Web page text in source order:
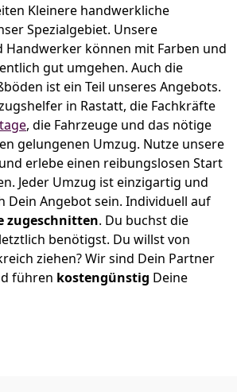
Kleinere handwerkliche
Spezialgebiet. Unsere
Handwerker können mit Farben und
gut umgehen. Auch die
ist ein Teil unseres Angebots.
in Rastatt, die Fachkräfte
, die Fahrzeuge und das nötige
gelungenen Umzug. Nutze unsere
und erlebe einen reibungslosen Start
Jeder Umzug ist einzigartig und
Dein Angebot sein. Individuell auf
zugeschnitten. Du buchst die
benötigst. Du willst von
ziehen? Wir sind Dein Partner
führen kostengünstig Deine